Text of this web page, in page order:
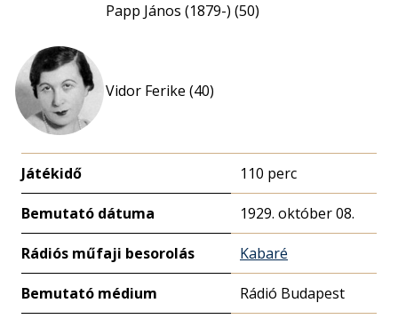
Papp János (1879-) (50)
Vidor Ferike (40)
Játékidő 110 perc
Bemutató dátuma 1929. október 08.
Rádiós műfaji besorolás Kabaré
Bemutató médium Rádió Budapest